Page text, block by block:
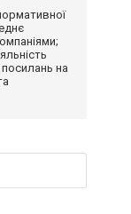
посилань на